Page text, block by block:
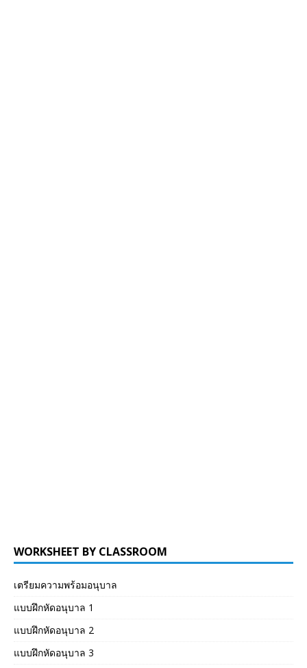
WORKSHEET BY CLASSROOM
เตรียมความพร้อมอนุบาล
แบบฝึกหัดอนุบาล 1
แบบฝึกหัดอนุบาล 2
แบบฝึกหัดอนุบาล 3